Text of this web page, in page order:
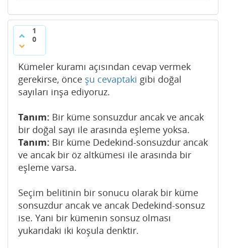
1
0
Kümeler kuramı açısından cevap vermek
gerekirse, önce şu cevaptaki gibi doğal
sayıları inşa ediyoruz.
Tanım: Bir küme sonsuzdur ancak ve ancak
bir doğal sayı ile arasında eşleme yoksa.
Tanım: Bir küme Dedekind-sonsuzdur ancak
ve ancak bir öz altkümesi ile arasında bir
eşleme varsa.
Seçim belitinin bir sonucu olarak bir küme
sonsuzdur ancak ve ancak Dedekind-sonsuz
ise. Yani bir kümenin sonsuz olması
yukarıdaki iki koşula denktir.